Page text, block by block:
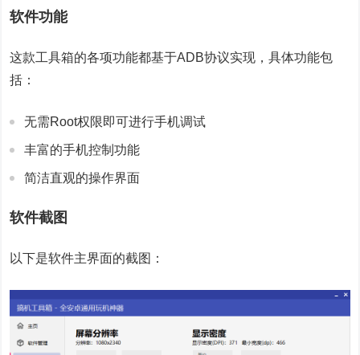
软件功能
这款工具箱的各项功能都基于ADB协议实现，具体功能包
括：
无需Root权限即可进行手机调试
丰富的手机控制功能
简洁直观的操作界面
软件截图
以下是软件主界面的截图：